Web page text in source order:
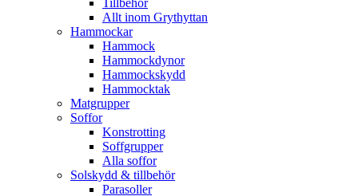
Allt inom Grythyttan
Hammockar
Hammock
Hammockdynor
Hammockskydd
Hammocktak
Matgrupper
Soffor
Konstrotting
Soffgrupper
Alla soffor
Solskydd & tillbehör
Parasoller